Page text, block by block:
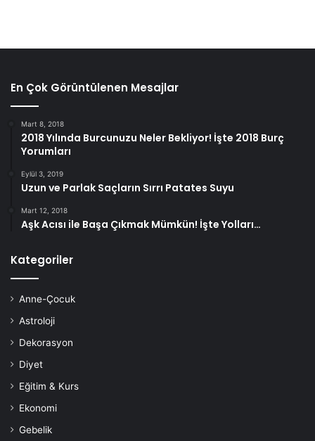
En Çok Görüntülenen Mesajlar
Mart 8, 2018
2018 Yılında Burcunuzu Neler Bekliyor! İşte 2018 Burç
Yorumları
Eylül 3, 2019
Uzun ve Parlak Saçların Sırrı Patates Suyu
Mart 12, 2018
Aşk Acısı ile Başa Çıkmak Mümkün! İşte Yolları…
Kategoriler
Anne-Çocuk
Astroloji
Dekorasyon
Diyet
Eğitim & Kurs
Ekonomi
Gebelik